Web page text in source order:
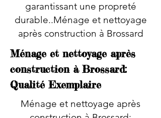
garantissant une propreté
durable..Ménage et nettoyage
après construction à Brossard
Ménage et nettoyage après
construction à Brossard:
Qualité Exemplaire
Ménage et nettoyage après